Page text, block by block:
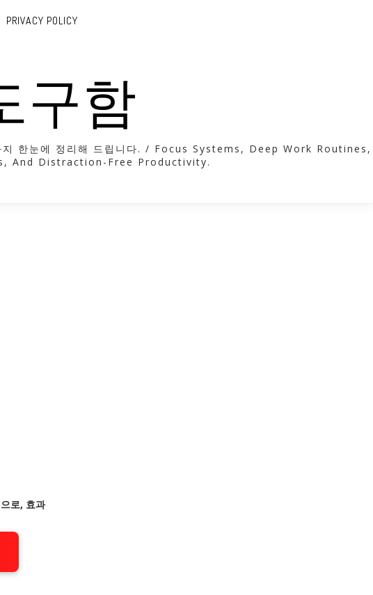
PRIVACY POLICY
구함
지 한눈에 정리해 드립니다. / Focus Systems, Deep Work Routines,
And Distraction-Free Productivity.
로, 효과